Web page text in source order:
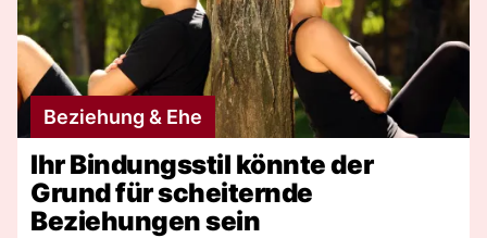
Beziehung & Ehe
Ihr Bindungsstil könnte der
Grund für scheiternde
Beziehungen sein